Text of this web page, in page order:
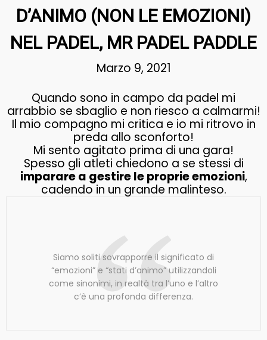
D’ANIMO (NON LE EMOZIONI)
NEL PADEL, MR PADEL PADDLE
Marzo 9, 2021
Quando sono in campo da padel mi
arrabbio se sbaglio e non riesco a calmarmi!
Il mio compagno mi critica e io mi ritrovo in
preda allo sconforto!
Mi sento agitato prima di una gara!
Spesso gli atleti chiedono a se stessi di
imparare a gestire le proprie emozioni,
cadendo in un grande malinteso.
Siamo soliti sovrapporre il significato di
“emozioni” e “stati d’animo” utilizzandoli
come sinonimi, in realtà tra l’uno e l’altro
c’è una profonda differenza.